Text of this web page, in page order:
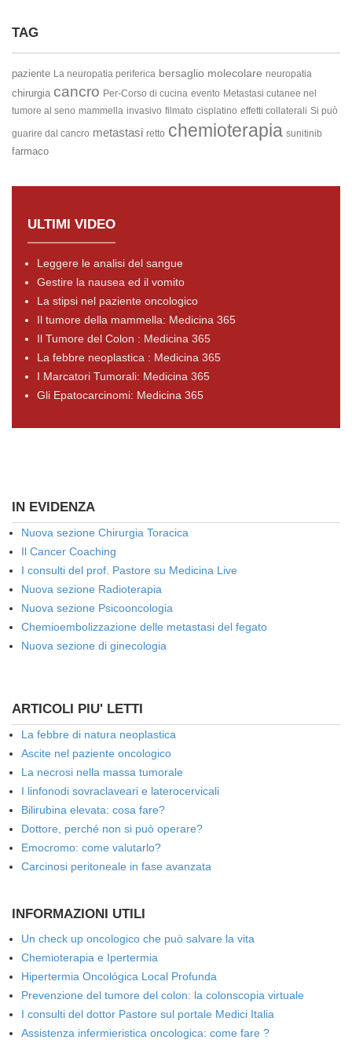
TAG
paziente La neuropatia periferica bersaglio molecolare neuropatia
chirurgia cancro Per-Corso di cucina evento Metastasi cutanee nel
tumore al seno mammella invasivo filmato cisplatino effetti collaterali Si può
guarire dal cancro metastasi retto chemioterapia sunitinib
farmaco
ULTIMI VIDEO
Leggere le analisi del sangue
Gestire la nausea ed il vomito
La stipsi nel paziente oncologico
Il tumore della mammella: Medicina 365
Il Tumore del Colon : Medicina 365
La febbre neoplastica : Medicina 365
I Marcatori Tumorali: Medicina 365
Gli Epatocarcinomi: Medicina 365
IN EVIDENZA
Nuova sezione Chirurgia Toracica
Il Cancer Coaching
I consulti del prof. Pastore su Medicina Live
Nuova sezione Radioterapia
Nuova sezione Psicooncologia
Chemioembolizzazione delle metastasi del fegato
Nuova sezione di ginecologia
ARTICOLI PIU' LETTI
La febbre di natura neoplastica
Ascite nel paziente oncologico
La necrosi nella massa tumorale
I linfonodi sovraclaveari e laterocervicali
Bilirubina elevata: cosa fare?
Dottore, perché non si può operare?
Emocromo: come valutarlo?
Carcinosi peritoneale in fase avanzata
INFORMAZIONI UTILI
Un check up oncologico che può salvare la vita
Chemioterapia e Ipertermia
Hipertermia Oncológica Local Profunda
Prevenzione del tumore del colon: la colonscopia virtuale
I consulti del dottor Pastore sul portale Medici Italia
Assistenza infermieristica oncologica: come fare ?